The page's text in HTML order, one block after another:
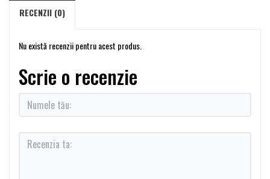
RECENZII (0)
Nu există recenzii pentru acest produs.
Scrie o recenzie